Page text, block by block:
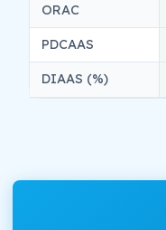
ORAC
PDCAAS
DIAAS (%)